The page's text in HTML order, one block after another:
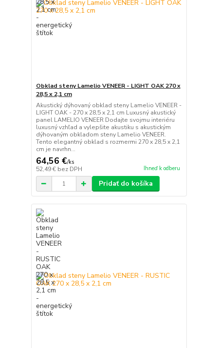
Obklad steny Lamelio VENEER - LIGHT OAK 270 x
28,5 x 2,1 cm
Akustický dýhovaný obklad steny Lamelio VENEER -
LIGHT OAK - 270 x 28,5 x 2,1 cm Luxusný akustický
panel LAMELIO VENEER Dodajte svojmu interiéru
luxusný vzhľad a vylepšite akustiku s akustickým
dýhovaným obkladom steny Lamelio VENEER.
Tento elegantný obklad s rozmermi 270 x 28,5 x 2,1
cm je navrhn...
64,56 €/ks
52,49 € bez DPH Ihneď k odberu
Pridať do košíka